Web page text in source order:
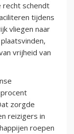
recht schendt
tijdens
vliegen naar
vrijheid van
zorgde
reizigers in
roepen